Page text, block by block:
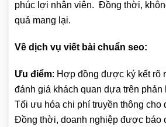
phúc lợi nhân viên. Đồng thời,
quả mang lại.
Về dịch vụ viết bài chuẩn seo:
Ưu điểm: Hợp đồng được ký kết rõ
đánh giá khách quan dựa trên
Tối ưu hóa chi phí truyền thông cho
Đồng thời, doanh nghiệp được báo